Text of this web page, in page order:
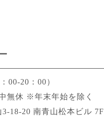
00-20：00）
無休 ※年末年始を除く
18-20 南青山松本ビル 7F